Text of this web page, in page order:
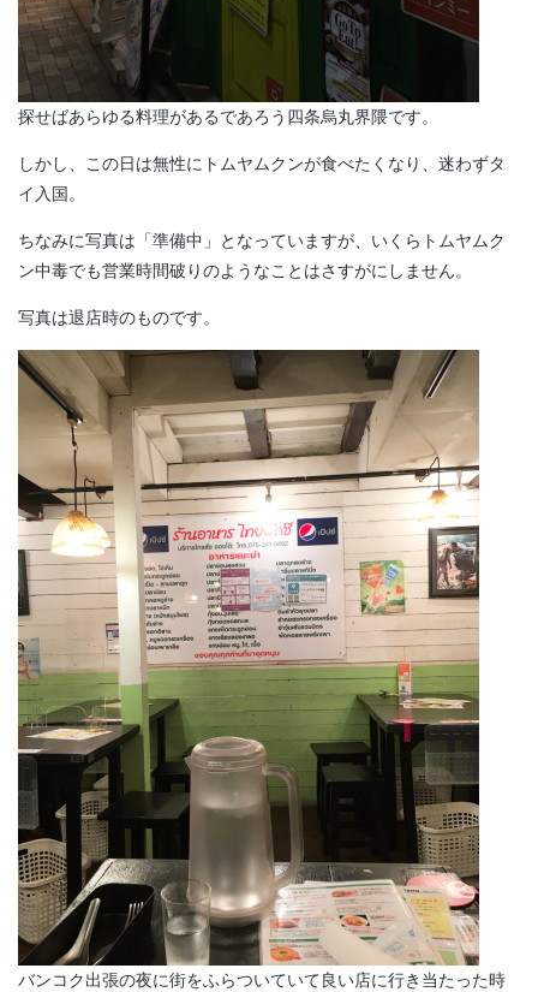
探せばあらゆる料理があるであろう四条烏丸界隈です。
しかし、この日は無性にトムヤムクンが食べたくなり、迷わずタ
イ入国。
ちなみに写真は「準備中」となっていますが、いくらトムヤムク
ン中毒でも営業時間破りのようなことはさすがにしません。
写真は退店時のものです。
バンコク出張の夜に街をふらついていて良い店に行き当たった時